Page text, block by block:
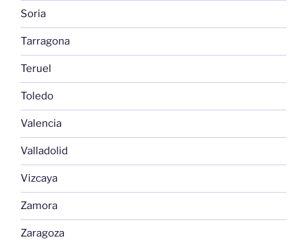
Soria
Tarragona
Teruel
Toledo
Valencia
Valladolid
Vizcaya
Zamora
Zaragoza